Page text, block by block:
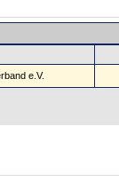
e.V.